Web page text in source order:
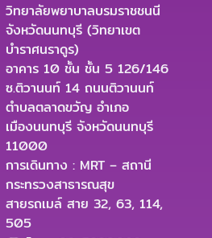
วิทยาลัยพยาบาลบรมราชชนนี
จังหวัดนนทบุรี (วิทยาเขต
บำราศนราดูร)
อาคาร 10 ชั้น ชั้น 5 126/146
ซ.ติวานนท์ 14 ถนนติวานนท์
ตำบลตลาดขวัญ อำเภอ
เมืองนนทบุรี จังหวัดนนทบุรี
11000
การเดินทาง : MRT – สถานี
กระทรวงสาธารณสุข
สายรถเมล์ สาย 32, 63, 114,
505